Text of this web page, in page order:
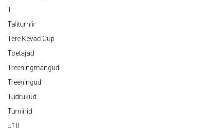
T
Taliturniir
Tere Kevad Cup
Toetajad
Treeningmängud
Treeningud
Tüdrukud
Turniirid
U10